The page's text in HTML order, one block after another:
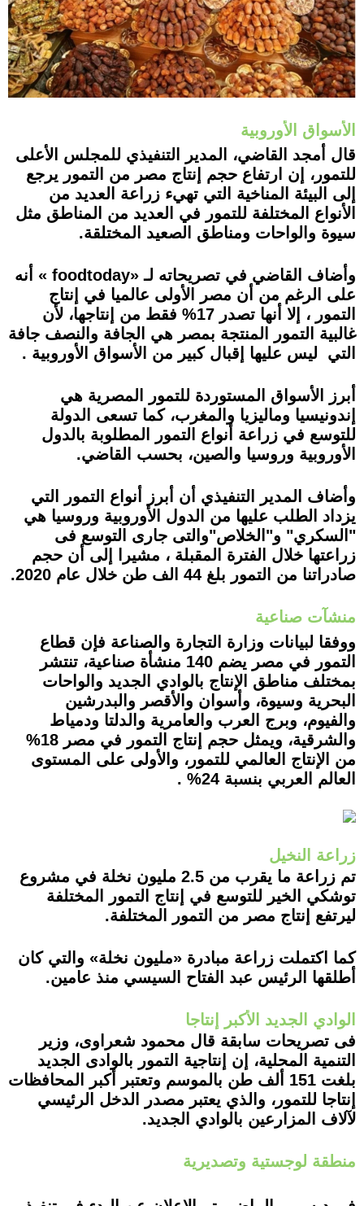
الأسواق الأوروبية
قال أمجد القاضي، المدير التنفيذي للمجلس الأعلى
للتمور، إن ارتفاع حجم إنتاج مصر من التمور يرجع
إلى البيئة المناخية التي تهيء زراعة العديد من
الأنواع المختلفة للتمور في العديد من المناطق مثل
سيوة والواحات ومناطق الصعيد المختلقة.
وأضاف القاضي في تصريحاته لـ «foodtoday
»
أنه
على الرغم من أن مصر الأولى عالميا في إنتاج
التمور ، إلا أنها تصدر 17% فقط من إنتاجها، لأن
غالبية التمور المنتجة بمصر هي الجافة والنصف جافة
التي ليس عليها إقبال كبير من الأسواق الأوروبية .
أبرز الأسواق المستوردة للتمور المصرية هي
إندونيسيا وماليزيا والمغرب، كما تسعى الدولة
للتوسع في زراعة أنواع التمور المطلوبة بالدول
الأوروبية وروسيا والصين، بحسب القاضي.
وأضاف المدير التنفيذي أن أبرز أنواع التمور التي
يزداد الطلب عليها من الدول الأوروبية وروسيا هي
"السكري" و"الخلاص"والتى جارى التوسع فى
زراعتها خلال الفترة المقبلة ، مشيرا إلى أن حجم
صادراتنا من التمور بلغ 44 الف طن خلال عام 2020.
منشآت صناعية
ووفقا لبيانات وزارة التجارة والصناعة فإن قطاع
التمور في مصر يضم 140 منشأة صناعية، تنتشر
بمختلف مناطق الإنتاج بالوادي الجديد والواحات
البحرية وسيوة، وأسوان والأقصر والبدرشين
والفيوم، وبرج العرب والعامرية والدلتا ودمياط
والشرقية، ويمثل حجم إنتاج التمور في مصر 18%
من الإنتاج العالمي للتمور، والأولى على المستوى
العالم العربي بنسبة 24% .
زراعة النخيل
تم زراعة ما يقرب من 2.5 مليون نخلة في مشروع
توشكي الخير للتوسع في إنتاج التمور المختلفة
ليرتفع إنتاج مصر من التمور المختلفة.
كما اكتملت زراعة مبادرة «مليون نخلة» والتي كان
أطلقها الرئيس عبد الفتاح السيسي منذ عامين.
الوادي الجديد الأكبر إنتاجا
فى تصريحات سابقة قال محمود شعراوى، وزير
التنمية المحلية، إن إنتاجية التمور بالوادى الجديد
بلغت 151 ألف طن بالموسم وتعتبر أكبر المحافظات
إنتاجا للتمور، والذي يعتبر مصدر الدخل الرئيسي
لآلاف المزارعين بالوادي الجديد.
منطقة لوجستية وتصديرية